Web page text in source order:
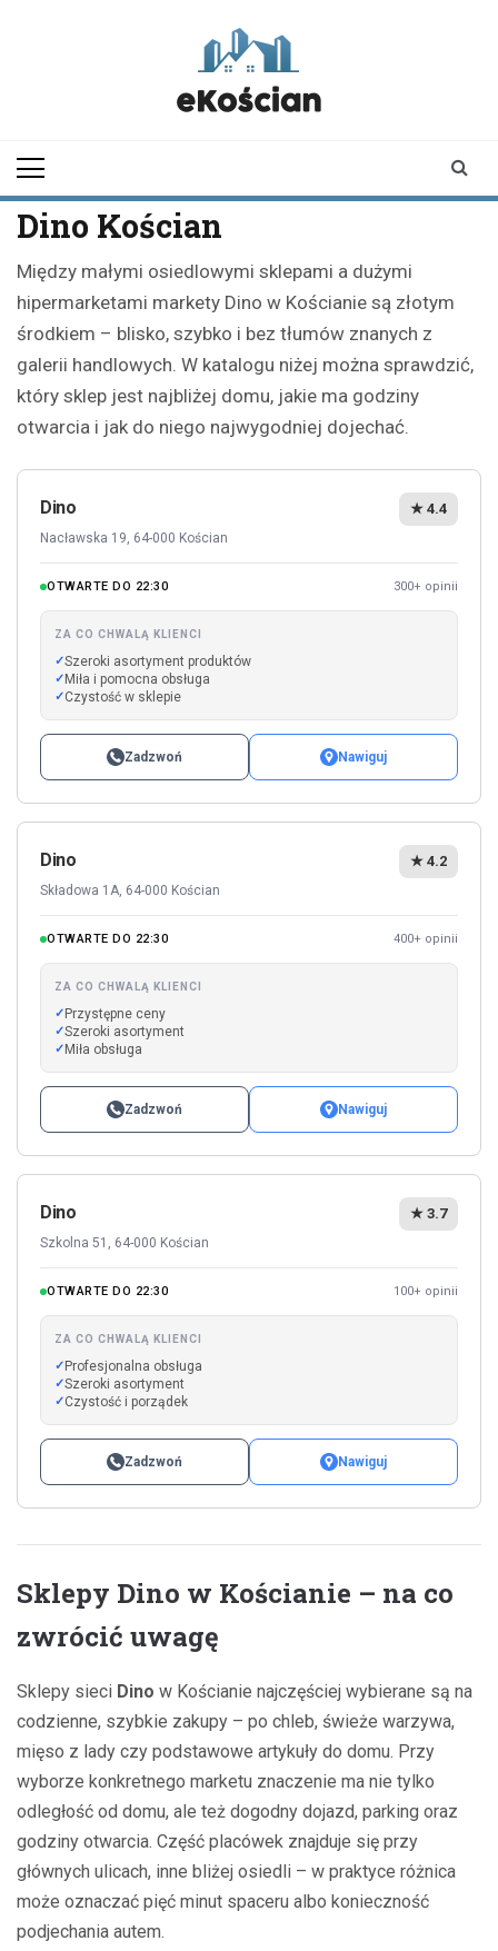
Dino Kościan
Między małymi osiedlowymi sklepami a dużymi
hipermarketami markety Dino w Kościanie są złotym
środkiem – blisko, szybko i bez tłumów znanych z
galerii handlowych. W katalogu niżej można sprawdzić,
który sklep jest najbliżej domu, jakie ma godziny
otwarcia i jak do niego najwygodniej dojechać.
Dino
Nacławska 19, 64-000 Kościan
★ 4.4
OTWARTE DO 22:30 300+ opinii
ZA CO CHWALĄ KLIENCI
Szeroki asortyment produktów
Miła i pomocna obsługa
Czystość w sklepie
Zadzwoń Nawiguj
Dino
Składowa 1A, 64-000 Kościan
★ 4.2
OTWARTE DO 22:30 400+ opinii
ZA CO CHWALĄ KLIENCI
Przystępne ceny
Szeroki asortyment
Miła obsługa
Zadzwoń Nawiguj
Dino
Szkolna 51, 64-000 Kościan
★ 3.7
OTWARTE DO 22:30 100+ opinii
ZA CO CHWALĄ KLIENCI
Profesjonalna obsługa
Szeroki asortyment
Czystość i porządek
Zadzwoń Nawiguj
Sklepy Dino w Kościanie – na co
zwrócić uwagę
Sklepy sieci Dino w Kościanie najczęściej wybierane są na
codzienne, szybkie zakupy – po chleb, świeże warzywa,
mięso z lady czy podstawowe artykuły do domu. Przy
wyborze konkretnego marketu znaczenie ma nie tylko
odległość od domu, ale też dogodny dojazd, parking oraz
godziny otwarcia. Część placówek znajduje się przy
głównych ulicach, inne bliżej osiedli – w praktyce różnica
może oznaczać pięć minut spaceru albo konieczność
podjechania autem.